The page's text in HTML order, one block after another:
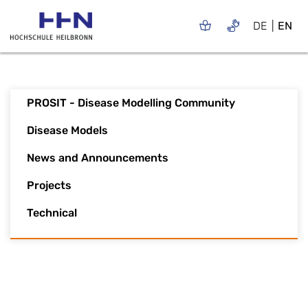
DE EN
PROSIT - Disease Modelling Community
Disease Models
News and Announcements
Projects
Technical